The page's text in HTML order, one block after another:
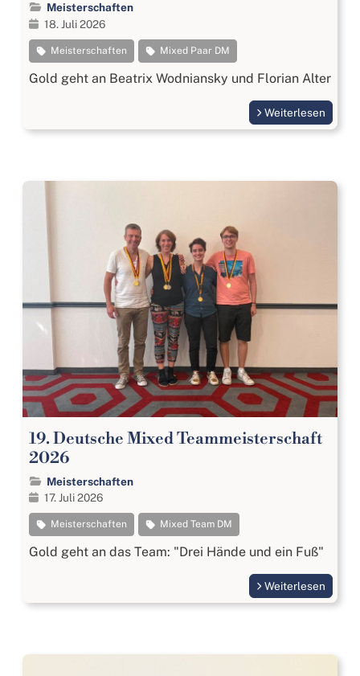
Meisterschaften
18. Juli 2026
Meisterschaften Mixed Paar DM
Gold geht an Beatrix Wodniansky und Florian Alter
Weiterlesen
19. Deutsche Mixed Teammeisterschaft
2026
Meisterschaften
17. Juli 2026
Meisterschaften Mixed Team DM
Gold geht an das Team: "Drei Hände und ein Fuß"
Weiterlesen